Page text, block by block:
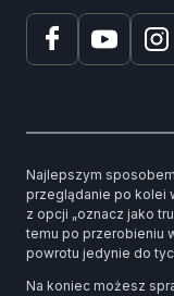
Najlepszym
przeglądanie po kolei
z opcji „oznacz jako
temu po przerobieniu
powrotu jedynie do
Na koniec możesz